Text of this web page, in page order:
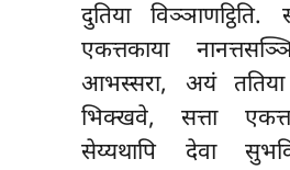
दुतिया
एकत्तकाया
आभस्सरा, अयं ततिया
भिक्खवे, सत्ता
सेय्यथापि देवा